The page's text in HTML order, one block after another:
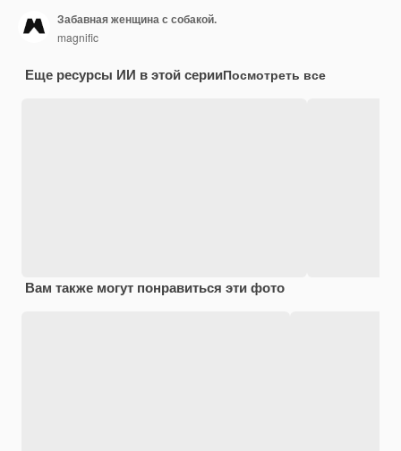
Забавная женщина с собакой.
magnific
Еще ресурсы ИИ в этой серииПосмотреть все
Вам также могут понравиться эти фото